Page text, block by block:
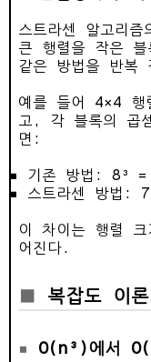
스트라센 알고리
큰 행렬을 작은
같은 방법을 반복
예를 들어 4×4
고, 각 블록의 곱
면:
기존 방법: 8³ =
스트라센 방법:
이 차이는 행렬 크
어진다.
복잡도 이
O(n³)에서